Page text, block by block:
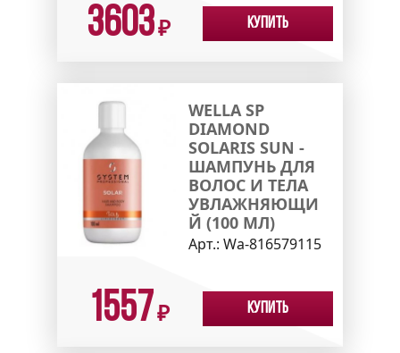
3603₽ Купить
WELLA SP
DIAMOND
SOLARIS SUN -
ШАМПУНЬ ДЛЯ
ВОЛОС И ТЕЛА
УВЛАЖНЯЮЩИ
Й (100 МЛ)
Арт.: Wa-816579115
1557₽ Купить